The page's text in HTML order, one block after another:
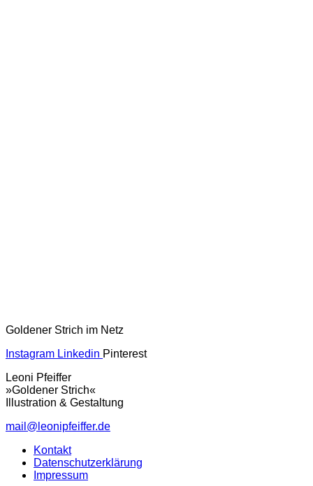
Goldener Strich im Netz
Instagram Linkedin Pinterest
Leoni Pfeiffer
»Goldener Strich«
Illustration & Gestaltung
mail@leonipfeiffer.de
Kontakt
Datenschutzerklärung
Impressum